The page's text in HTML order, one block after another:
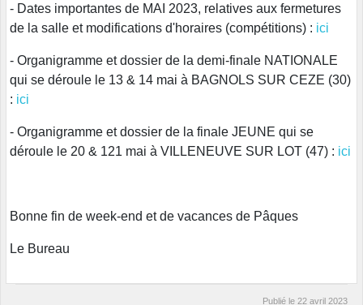
- Dates importantes de MAI 2023, relatives aux fermetures
de la salle et modifications d'horaires (compétitions) : ici
- Organigramme et dossier de la demi-finale NATIONALE
qui se déroule le 13 & 14 mai à BAGNOLS SUR CEZE (30)
: ici
- Organigramme et dossier de la finale JEUNE qui se
déroule le 20 & 121 mai à VILLENEUVE SUR LOT (47) : ici
Bonne fin de week-end et de vacances de Pâques
Le Bureau
Publié le 22 avril 2023